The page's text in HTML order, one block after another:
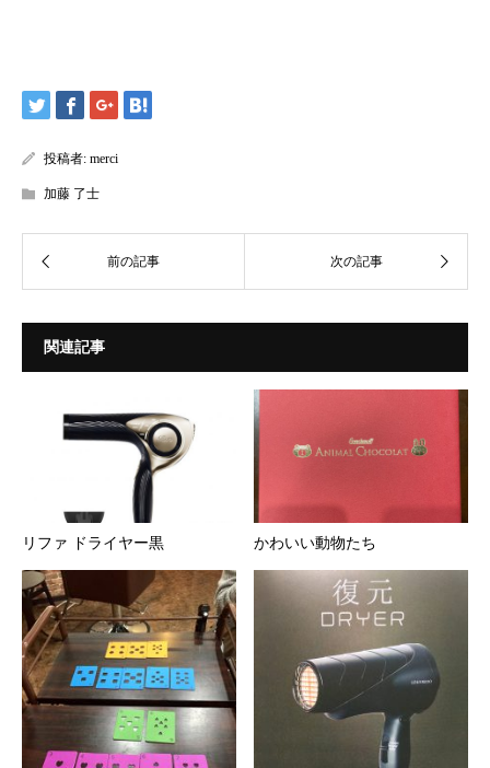
投稿者: merci
加藤 了士
関連記事
リファ ドライヤー黒 かわいい動物たち